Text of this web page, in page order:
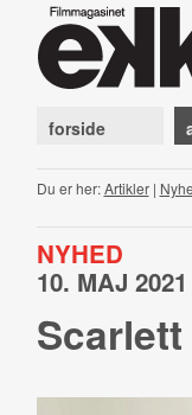
forside
Du er her:Artikler|
NYHED
10. MAJ